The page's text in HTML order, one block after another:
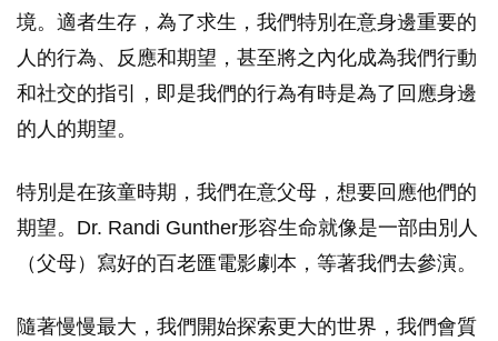
境。適者生存，為了求生，我們特別在意身邊重要的
人的行為、反應和期望，甚至將之內化成為我們行動
和社交的指引，即是我們的行為有時是為了回應身邊
的人的期望。
特別是在孩童時期，我們在意父母，想要回應他們的
期望。Dr. Randi Gunther形容生命就像是一部由別人
（父母）寫好的百老匯電影劇本，等著我們去參演。
隨著慢慢最大，我們開始探索更大的世界，我們會質